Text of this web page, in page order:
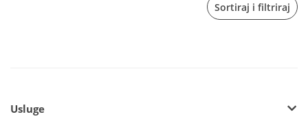
Sortiraj i filtriraj
Usluge